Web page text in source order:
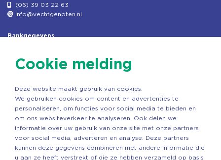
(06) 39 03 22 63
info@vechtgenoten.nl
Bankgegevens
Rek.nr: NL85RABO0127579230
Copyright ©2026 Vechtgenoten
Cookie melding
Deze website maakt gebruik van cookies.
We gebruiken cookies om content en advertenties te
personaliseren, om functies voor social media te bieden en
om ons websiteverkeer te analyseren. Ook delen we
informatie over uw gebruik van onze site met onze partners
voor social media, adverteren en analyse. Deze partners
kunnen deze gegevens combineren met andere informatie die
u aan ze heeft verstrekt of die ze hebben verzameld op basis